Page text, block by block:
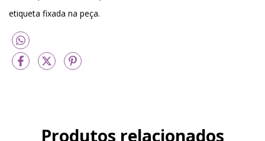
etiqueta fixada na peça.
Produtos relacionados